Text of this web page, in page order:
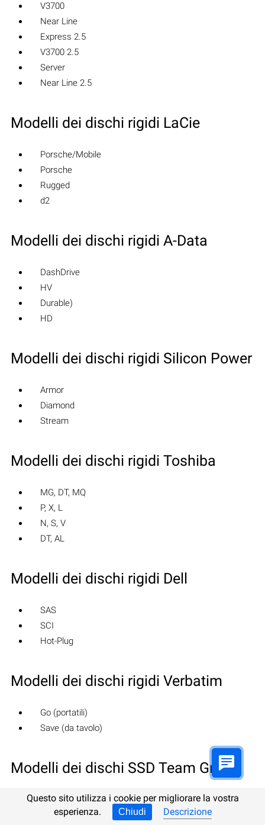
V3700
Near Line
Express 2.5
V3700 2.5
Server
Near Line 2.5
Modelli dei dischi rigidi LaCie
Porsche/Mobile
Porsche
Rugged
d2
Modelli dei dischi rigidi A-Data
DashDrive
HV
Durable)
HD
Modelli dei dischi rigidi Silicon Power
Armor
Diamond
Stream
Modelli dei dischi rigidi Toshiba
MG, DT, MQ
P, X, L
N, S, V
DT, AL
Modelli dei dischi rigidi Dell
SAS
SCI
Hot-Plug
Modelli dei dischi rigidi Verbatim
Go (portatili)
Save (da tavolo)
Modelli dei dischi SSD Team Group
EVO/Lite/GX2 (TLC)
PD (portatili)
Questo sito utilizza i cookie per migliorare la vostra
esperienza.
Chiudi Descrizione